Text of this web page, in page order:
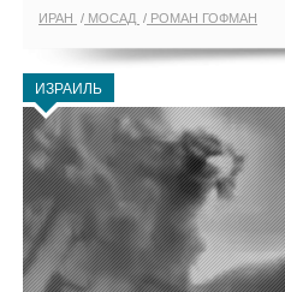
ИРАН МОСАД РОМАН ГОФМАН
ИЗРАИЛЬ